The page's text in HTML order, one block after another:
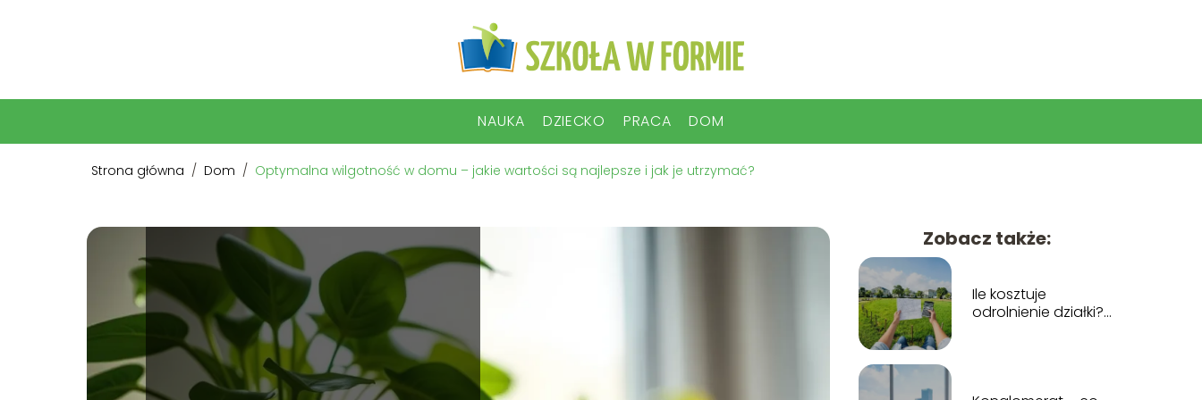
NAUKA DZIECKO PRACA DOM
Strona główna / Dom / Optymalna wilgotność w domu – jakie wartości są najlepsze i jak je utrzymać?
Zobacz także:
Ile kosztuje
odrolnienie działki?